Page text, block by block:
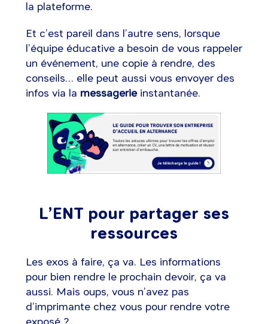
la plateforme.
Et c’est pareil dans l’autre sens, lorsque
l’équipe éducative a besoin de vous rappeler
un événement, une copie à rendre, des
conseils… elle peut aussi vous envoyer des
infos via la messagerieinstantanée.
L’ENT pour partager ses
ressources
Les exos à faire, ça va. Les informations
pour bien rendre le prochain devoir, ça va
aussi. Mais oups, vous n’avez pas
d’imprimante chez vous pour rendre votre